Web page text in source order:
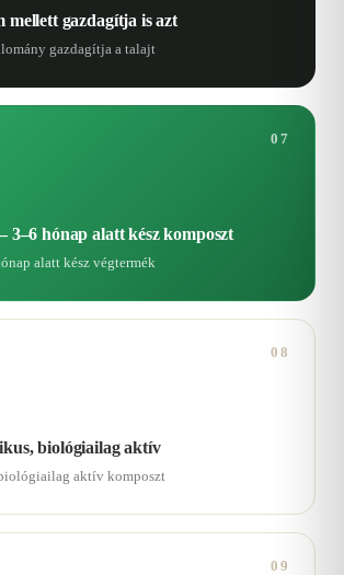
mellett gazdagítja is azt
gazdagítja a talajt
07
3–6 hónap alatt kész komposzt
alatt kész végtermék
08
biológiailag aktív
aktív komposzt
09